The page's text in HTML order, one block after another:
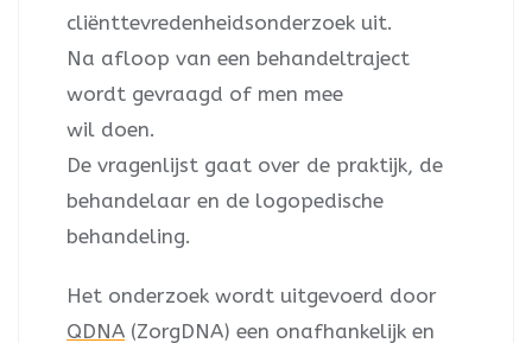
cliënttevredenheidsonderzoek uit.
Na afloop van een behandeltraject
wordt gevraagd of men mee
wil doen.
De vragenlijst gaat over de praktijk, de
behandelaar en de logopedische
behandeling.
Het onderzoek wordt uitgevoerd door
QDNA (ZorgDNA) een onafhankelijk en